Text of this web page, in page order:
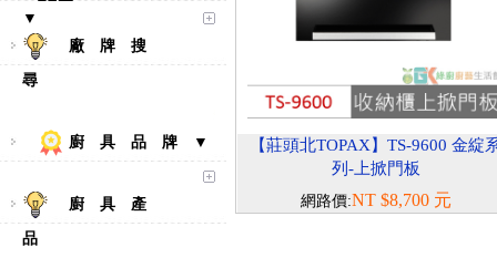
▼
廠 牌 搜
尋
廚 具 品 牌 ▼
廚 具 產
品
【莊頭北TOPAX】TS-9600 金綻
列-上掀門板
網路價:NT $8,700 元